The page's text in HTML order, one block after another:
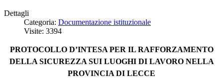
Dettagli
Categoria: Documentazione istituzionale
Visite: 3394
PROTOCOLLO D’INTESA PER IL RAFFORZAMENTO
DELLA SICUREZZA SUI LUOGHI DI LAVORO NELLA
PROVINCIA DI LECCE